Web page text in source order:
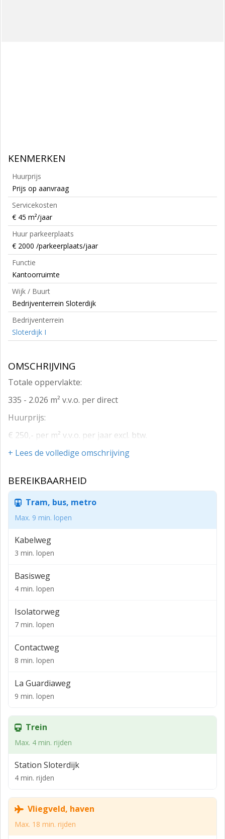
KENMERKEN
Huurprijs
Prijs op aanvraag
Servicekosten
€ 45 m²/jaar
Huur parkeerplaats
€ 2000 /parkeerplaats/jaar
Functie
Kantoorruimte
Wijk / Buurt
Bedrijventerrein Sloterdijk
Bedrijventerrein
Sloterdijk I
OMSCHRIJVING
Totale oppervlakte:
335 - 2.026 m² v.v.o. per direct
Huurprijs:
€ 250,- per m² v.v.o. per jaar excl. btw.
Service kosten:
€2.000,- per parkeerplaats per jaar exclusief btw.
Beschikbaar in North:
446 m² v.v.o. begane grond
335 m² v.v.o. mezzanine
Beschikbaar in South:
809 m² v.v.o. begane grond
436 m² v.v.o. mezzanine
+ Lees de volledige omschrijving
BEREIKBAARHEID
Tram, bus, metro
Max. 9 min. lopen
Kabelweg
3 min. lopen
Basisweg
4 min. lopen
Isolatorweg
7 min. lopen
Contactweg
8 min. lopen
La Guardiaweg
9 min. lopen
Trein
Max. 4 min. rijden
Station Sloterdijk
4 min. rijden
Vliegveld, haven
Max. 18 min. rijden